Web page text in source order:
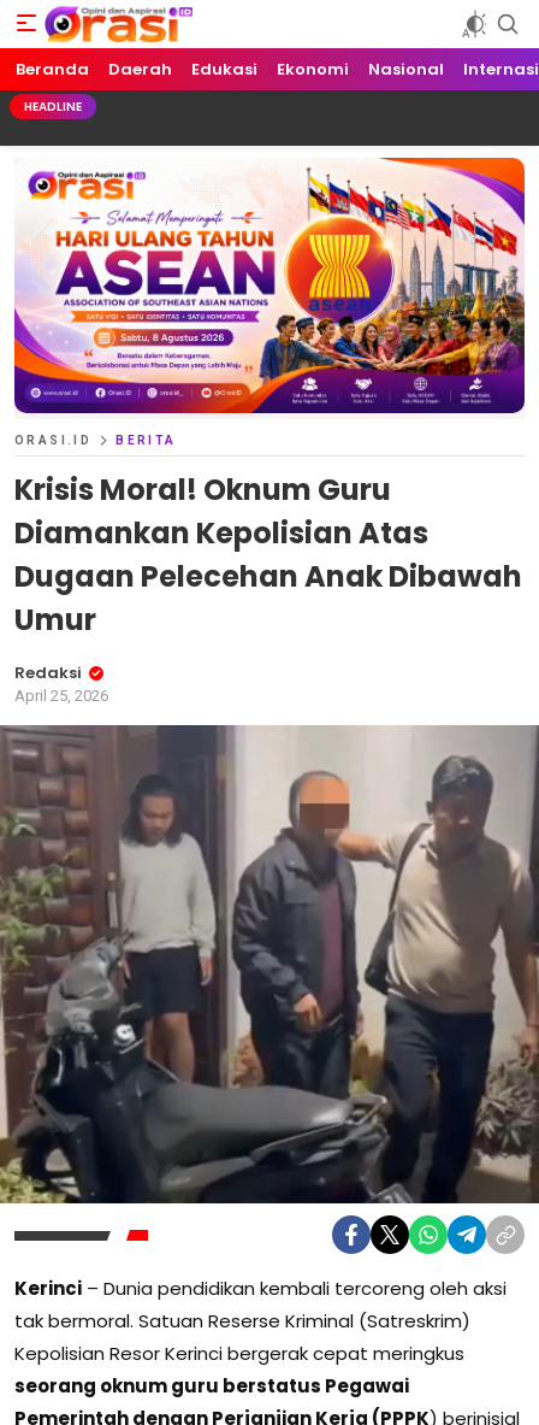
Orasi.ID
Opini dan Aspirasi!
Beranda Daerah Edukasi Ekonomi Nasional
HEADLINE
ORASI.ID BERITA
Krisis Moral! Oknum Guru
Diamankan Kepolisian Atas
Dugaan Pelecehan Anak Dibawah
Umur
Redaksi
April 25, 2026
Kerinci – Dunia pendidikan kembali tercoreng oleh aksi
tak bermoral. Satuan Reserse Kriminal (Satreskrim)
Kepolisian Resor Kerinci bergerak cepat meringkus
seorang oknum guru berstatus Pegawai
Pemerintah dengan Perjanjian Kerja (PPPK) berinisial